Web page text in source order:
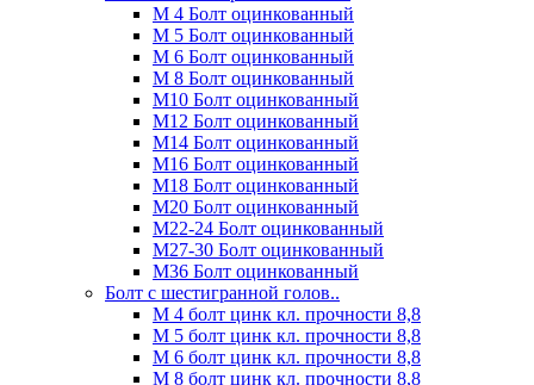
М 4 Болт оцинкованный
М 5 Болт оцинкованный
М 6 Болт оцинкованный
М 8 Болт оцинкованный
М10 Болт оцинкованный
М12 Болт оцинкованный
М14 Болт оцинкованный
М16 Болт оцинкованный
М18 Болт оцинкованный
М20 Болт оцинкованный
М22-24 Болт оцинкованный
М27-30 Болт оцинкованный
М36 Болт оцинкованный
Болт с шестигранной голов..
М 4 болт цинк кл. прочности 8,8
М 5 болт цинк кл. прочности 8,8
М 6 болт цинк кл. прочности 8,8
М 8 болт цинк кл. прочности 8,8